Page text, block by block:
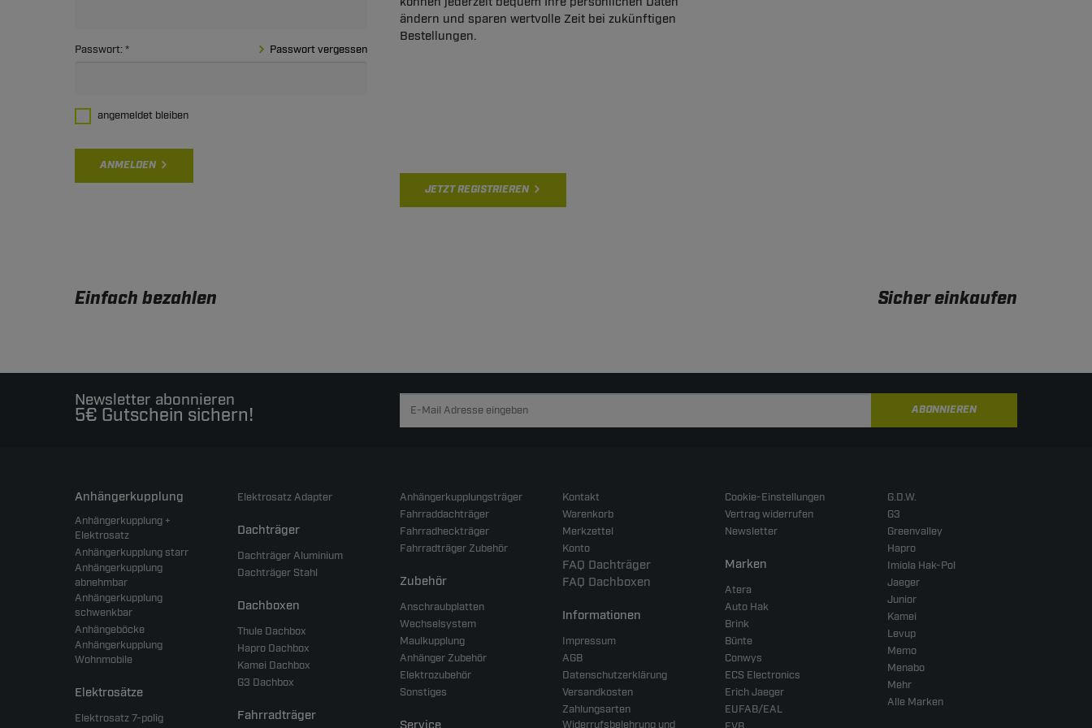
Passwort: Passwort vergessen
angemeldet bleiben
ANMELDEN
ändern und sparen wertvolle Zeit bei zukünftigen
Bestellungen.
JETZT REGISTRIEREN
Einfach bezahlen Sicher einkaufen
Newsletter abonnieren
5€ Gutschein sichern! ABONNIEREN
Anhängerkupplung
Anhängerkupplung +
Elektrosatz
Anhängerkupplung starr
Anhängerkupplung
abnehmbar
Anhängerkupplung
schwenkbar
Anhängeböcke
Anhängerkupplung
Wohnmobile
Elektrosätze
Elektrosatz 7-polig
Elektrosatz Adapter
Dachträger
Dachträger Aluminium
Dachträger Stahl
Dachboxen
Thule Dachbox
Hapro Dachbox
Kamei Dachbox
G3 Dachbox
Fahrradträger
Anhängerkupplungsträger
Fahrraddachträger
Fahrradheckträger
Fahrradträger Zubehör
Zubehör
Anschraubplatten
Wechselsystem
Maulkupplung
Anhänger Zubehör
Elektrozubehör
Sonstiges
Kontakt
Warenkorb
Merkzettel
Konto
FAQ Dachträger
FAQ Dachboxen
Informationen
Impressum
AGB
Datenschutzerklärung
Versandkosten
Zahlungsarten
Widerrufsbelehrung und
Cookie-Einstellungen
Vertrag widerrufen
Newsletter
Marken
Atera
Auto Hak
Brink
Bünte
Conwys
ECS Electronics
Erich Jaeger
EUFAB/EAL
G.D.W.
G3
Greenvalley
Hapro
Imiola Hak-Pol
Jaeger
Junior
Kamei
Levup
Memo
Menabo
Mehr
Alle Marken